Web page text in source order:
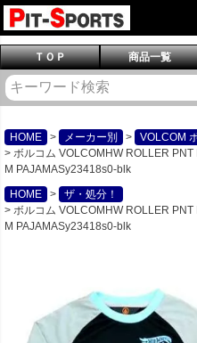
ＴＯＰ 商品一覧
HOME メーカー別 VOLCOM
ボルコム VOLCOMHW ROLLER
M PAJAMASy23418s0-blk
HOME
ザ・処分！
ボルコム VOLCOMHW ROLLER
M PAJAMASy23418s0-blk